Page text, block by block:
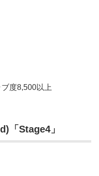
度8,500以上
「Stage4」